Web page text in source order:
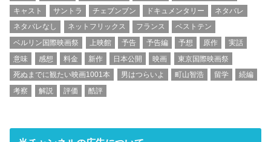
キャスト
サントラ チェブンブン ドキュメンタリー
ネタバレ
ネタバレなし
ネットフリックス フランス
ベストテン
ベルリン国際映画祭
上映館 予告 予告編 予想 原作
実話
意味
感想 料金 新作 日本公開 映画
東京国際映画祭
死ぬまでに観たい映画1001本
男はつらいよ 町山智浩 留学
続編
考察
解説 評価 酷評